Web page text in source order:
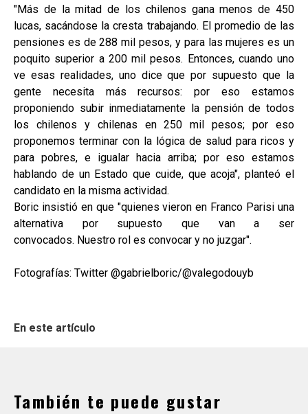
"Más de la mitad de los chilenos gana menos de 450
lucas, sacándose la cresta trabajando. El promedio de las
pensiones es de 288 mil pesos, y para las mujeres es un
poquito superior a 200 mil pesos. Entonces, cuando uno
ve esas realidades, uno dice que por supuesto que la
gente necesita más recursos: por eso estamos
proponiendo subir inmediatamente la pensión de todos
los chilenos y chilenas en 250 mil pesos; por eso
proponemos terminar con la lógica de salud para ricos y
para pobres, e igualar hacia arriba; por eso estamos
hablando de un Estado que cuide, que acoja", planteó el
candidato en la misma actividad.
Boric insistió en que "quienes vieron en Franco Parisi una
alternativa por supuesto que van a ser
convocados. Nuestro rol es convocar y no juzgar".
Fotografías: Twitter @gabrielboric/@valegodouyb
En este artículo
También te puede gustar